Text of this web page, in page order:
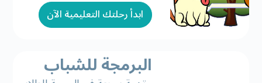
ابدأ رحلتك التعليمية الآن
البرمجة للشباب